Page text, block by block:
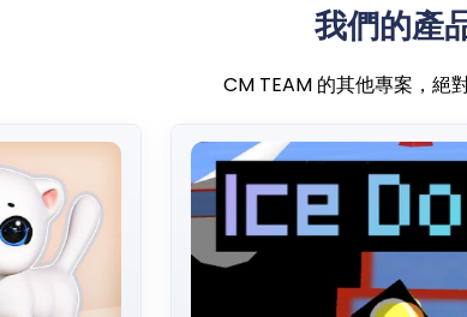
我們的產
CM TEAM 的其他專案，絕